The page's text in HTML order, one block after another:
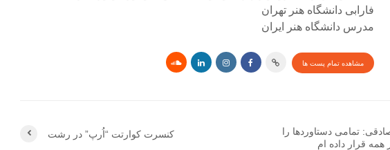
فارابی دانشگاه هنر تهران
مدرس دانشگاه هنر ایران
مشاهده تمام پست ها
کنسرت کوارتت “اُرپ” در رشت
تمامی دستاوردها را
همه قرار داده ام